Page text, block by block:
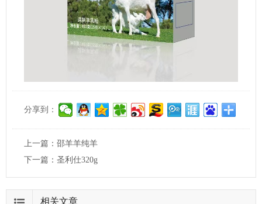
分享到：
上一篇： 邵羊羊纯羊
下一篇： 圣利仕320g
相关文章